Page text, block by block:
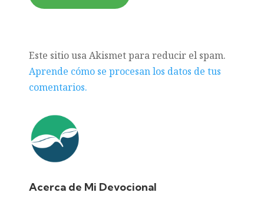
Este sitio usa Akismet para reducir el spam.
Aprende cómo se procesan los datos de tus
comentarios.
Acerca de Mi Devocional